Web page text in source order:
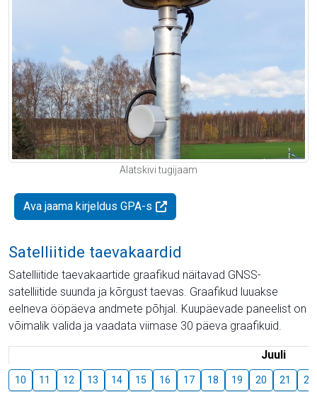
Alatskivi tugijaam
Ava jaama kirjeldus GPA-s
Satelliitide taevakaardid
Satelliitide taevakaartide graafikud näitavad GNSS-
satelliitide suunda ja kõrgust taevas. Graafikud luuakse
eelneva ööpäeva andmete põhjal. Kuupäevade paneelist on
võimalik valida ja vaadata viimase 30 päeva graafikuid.
Juuli
10 11 12 13 14 15 16 17 18 19 20 21 22